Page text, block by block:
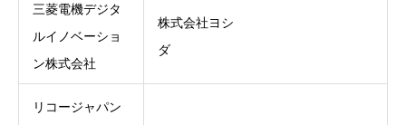
三菱電機デジタ
ルイノベーショ
ン株式会社
株式会社ヨシ
ダ
リコージャパン